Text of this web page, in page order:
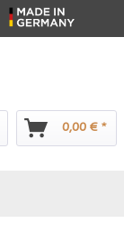
0,00 € *